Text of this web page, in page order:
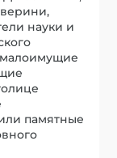
науки и
малоимущие
памятные